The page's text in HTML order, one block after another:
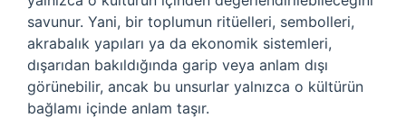
savunur. Yani, bir toplumun ritüelleri, sembolleri,
akrabalık yapıları ya da ekonomik sistemleri,
dışarıdan bakıldığında garip veya anlam dışı
görünebilir, ancak bu unsurlar yalnızca o kültürün
bağlamı içinde anlam taşır.